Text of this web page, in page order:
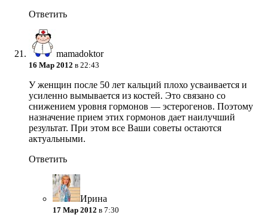
Ответить
mamadoktor
16 Мар 2012 в 22:43
У женщин после 50 лет кальций плохо усваивается и
усиленно вымывается из костей. Это связано со
снижением уровня гормонов — эстерогенов. Поэтому
назначение прием этих гормонов дает наилучший
результат. При этом все Ваши советы остаются
актуальными.
Ответить
Ирина
17 Мар 2012 в 7:30